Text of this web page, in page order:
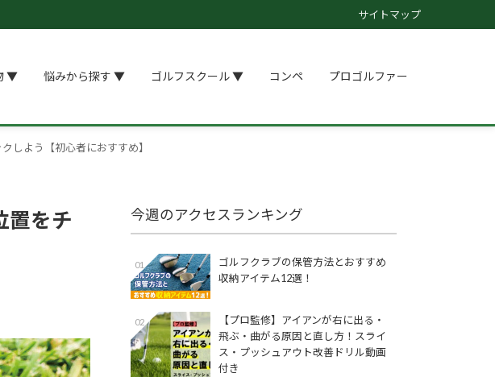
サイトマップ
▼ 悩みから探す ▼ ゴルフスクール ▼ コンペ プロゴルファー
しよう【初心者におすすめ】
置をチ
今週のアクセスランキング
01
ゴルフクラブの保管方法とおすすめ
収納アイテム12選！
02
【プロ監修】アイアンが右に出る・
飛ぶ・曲がる原因と直し方！スライ
ス・プッシュアウト改善ドリル動画
付き